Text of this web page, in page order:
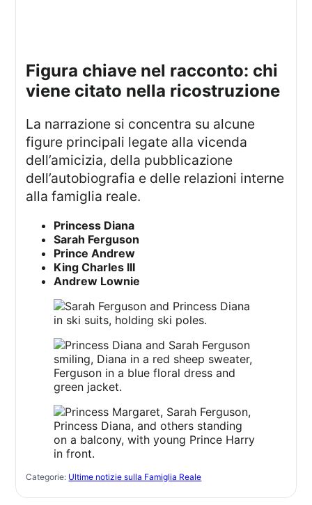
figura chiave nel racconto: chi
viene citato nella ricostruzione
La narrazione si concentra su alcune
figure principali legate alla vicenda
dell’amicizia, della pubblicazione
dell’autobiografia e delle relazioni interne
alla famiglia reale.
Princess Diana
Sarah Ferguson
Prince Andrew
King Charles III
Andrew Lownie
Categorie: Ultime notizie sulla Famiglia Reale